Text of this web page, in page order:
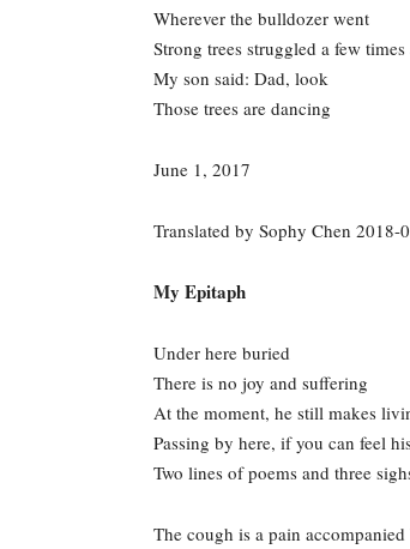
Wherever the bulldozer went
Strong trees struggled a few
My son said: Dad, look
Those trees are dancing
June 1, 2017
Translated by Sophy Chen 2018-
My Epitaph
Under here buried
There is no joy and suffering
At the moment, he still makes
Passing by here, if you can feel
Two lines of poems and three
The cough is a pain